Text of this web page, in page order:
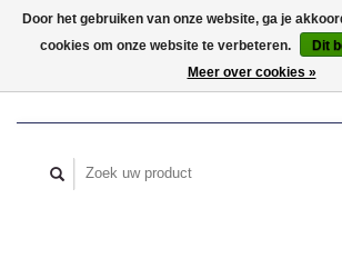
Door het gebruiken van onze website, ga je
cookies om onze website te verbeteren.
Dit
Meer over cookies »